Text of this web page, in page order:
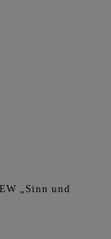
„Sinn und